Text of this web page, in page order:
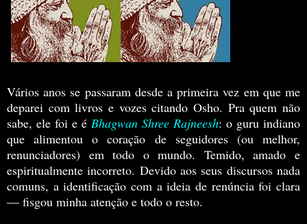
Vários anos se passaram desde a primeira vez em que me
deparei com livros e vozes citando Osho. Pra quem não
sabe, ele foi e é Bhagwan Shree Rajneesh: o guru indiano
que alimentou o coração de seguidores (ou melhor,
renunciadores) em todo o mundo. Temido, amado e
espiritualmente incorreto. Devido aos seus discursos nada
comuns, a identificação com a ideia de renúncia foi clara
— fisgou minha atenção e todo o resto.